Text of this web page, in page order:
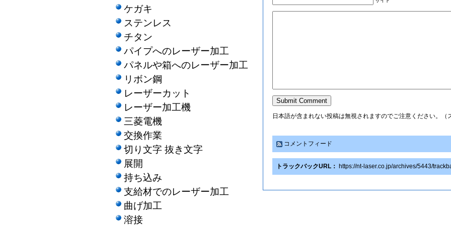
日本語が含まれない投稿は無視されますのでご注意ください。（
コメントフィード
トラックバックURL： https://nt-laser.co.jp/archives/5443/
ケガキ
ステンレス
チタン
パイプへのレーザー加工
パネルや箱へのレーザー加工
リボン鋼
レーザーカット
レーザー加工機
三菱電機
交換作業
切り文字 抜き文字
展開
持ち込み
支給材でのレーザー加工
曲げ加工
溶接